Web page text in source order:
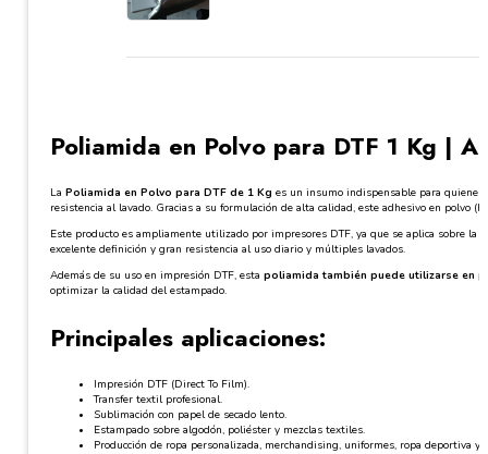
Poliamida en Polvo para DTF 1 Kg |
La Poliamida en Polvo para DTF de 1 Kg es un insumo indispensable para
resistencia al lavado. Gracias a su formulación de alta calidad, este adhesivo en polvo
Este producto es ampliamente utilizado por impresores DTF, ya que se aplica sobre
excelente definición y gran resistencia al uso diario y múltiples lavados.
Además de su uso en impresión DTF, esta poliamida también puede utilizarse en
optimizar la calidad del estampado.
Principales aplicaciones:
Impresión DTF (Direct To Film).
Transfer textil profesional.
Sublimación con papel de secado lento.
Estampado sobre algodón, poliéster y mezclas textiles.
Producción de ropa personalizada, merchandising, uniformes, ropa deportiva y